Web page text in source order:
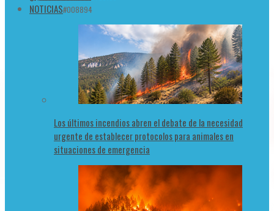
NOTICIAS#008894
Los últimos incendios abren el debate de la necesidad
urgente de establecer protocolos para animales en
situaciones de emergencia